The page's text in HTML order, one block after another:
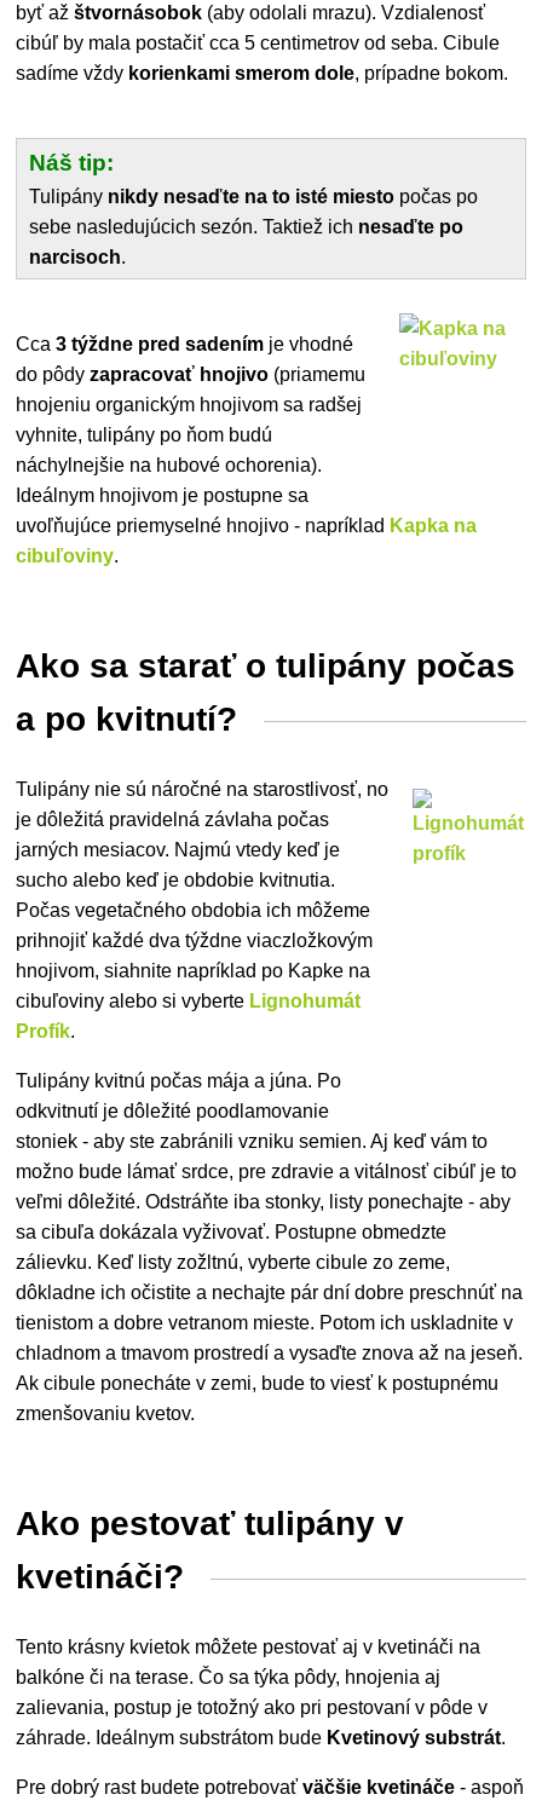
byť ažštvornásobok (aby odolali mrazu). Vzdialenosť
cibúľ by mala postačiť cca 5 centimetrov od seba. Cibule
sadíme vždy korienkami smerom dole, prípadne bokom.
Náš tip:
Tulipány nikdy nesaďte na to isté miesto počas po
sebe nasledujúcich sezón. Taktiež ich nesaďte po
narcisoch.
Cca3 týždne pred sadením je vhodné
do pôdyzapracovať hnojivo (priamemu
hnojeniu organickým hnojivom sa radšej
vyhnite, tulipány po ňom budú
náchylnejšie na hubové ochorenia).
Ideálnym hnojivom je postupne sa
uvoľňujúce priemyselné hnojivo - napríklad Kapka na
cibuľoviny.
Ako sa starať o tulipány počas
a po kvitnutí?
Tulipány nie sú náročné na starostlivosť, no
je dôležitá pravidelná závlaha počas
jarných mesiacov. Najmú vtedy keď je
sucho alebo keď je obdobie kvitnutia.
Počas vegetačného obdobia ich môžeme
prihnojiť každé dva týždne viaczložkovým
hnojivom, siahnite napríklad po Kapke na
cibuľoviny alebo si vyberte Lignohumát
Profík.
Tulipány kvitnú počas mája a júna. Po
odkvitnutí je dôležité poodlamovanie
stoniek - aby ste zabránili vzniku semien. Aj keď vám to
možno bude lámať srdce, pre zdravie a vitálnosť cibúľ je to
veľmi dôležité. Odstráňte iba stonky, listy ponechajte - aby
sa cibuľa dokázala vyživovať. Postupne obmedzte
zálievku. Keď listy zožltnú, vyberte cibule zo zeme,
dôkladne ich očistite a nechajte pár dní dobre preschnúť na
tienistom a dobre vetranom mieste. Potom ich uskladnite v
chladnom a tmavom prostredí a vysaďte znova až na jeseň.
Ak cibule ponecháte v zemi, bude to viesť k postupnému
zmenšovaniu kvetov.
Ako pestovať tulipány v
kvetináči?
Tento krásny kvietok môžete pestovať aj v kvetináči na
balkóne či na terase. Čo sa týka pôdy, hnojenia aj
zalievania, postup je totožný ako pri pestovaní v pôde v
záhrade. Ideálnym substrátom bude Kvetinový substrát.
Pre dobrý rast budete potrebovaťväčšie kvetináče - aspoň